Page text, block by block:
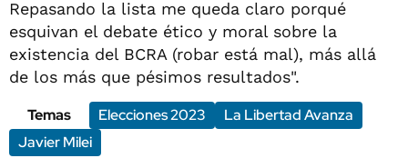
Repasando la lista me queda claro porqué
esquivan el debate ético y moral sobre la
existencia del BCRA (robar está mal), más allá
de los más que pésimos resultados".
Temas
Elecciones 2023
La Libertad Avanza
Javier Milei